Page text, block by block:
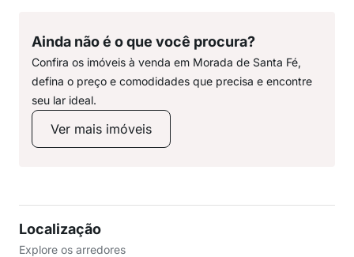
Ainda não é o que você procura?
Confira os imóveis à venda em Morada de Santa Fé,
defina o preço e comodidades que precisa e encontre
seu lar ideal.
Ver mais imóveis
Localização
Explore os arredores